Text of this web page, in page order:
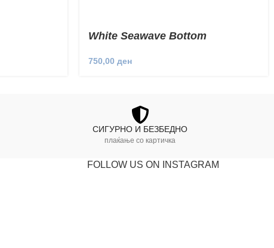
White Seawave Bottom
750,00 ден
СИГУРНО И БЕЗБЕДНО
плаќање со картичка
FOLLOW US ON INSTAGRAM